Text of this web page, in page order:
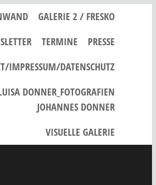
GALERIE 2 / FRESKO
TERMINE
PRESSE
IMPRESSUM/DATENSCHUTZ
DONNER_FOTOGRAFIEN
JOHANNES DONNER
VISUELLE GALERIE